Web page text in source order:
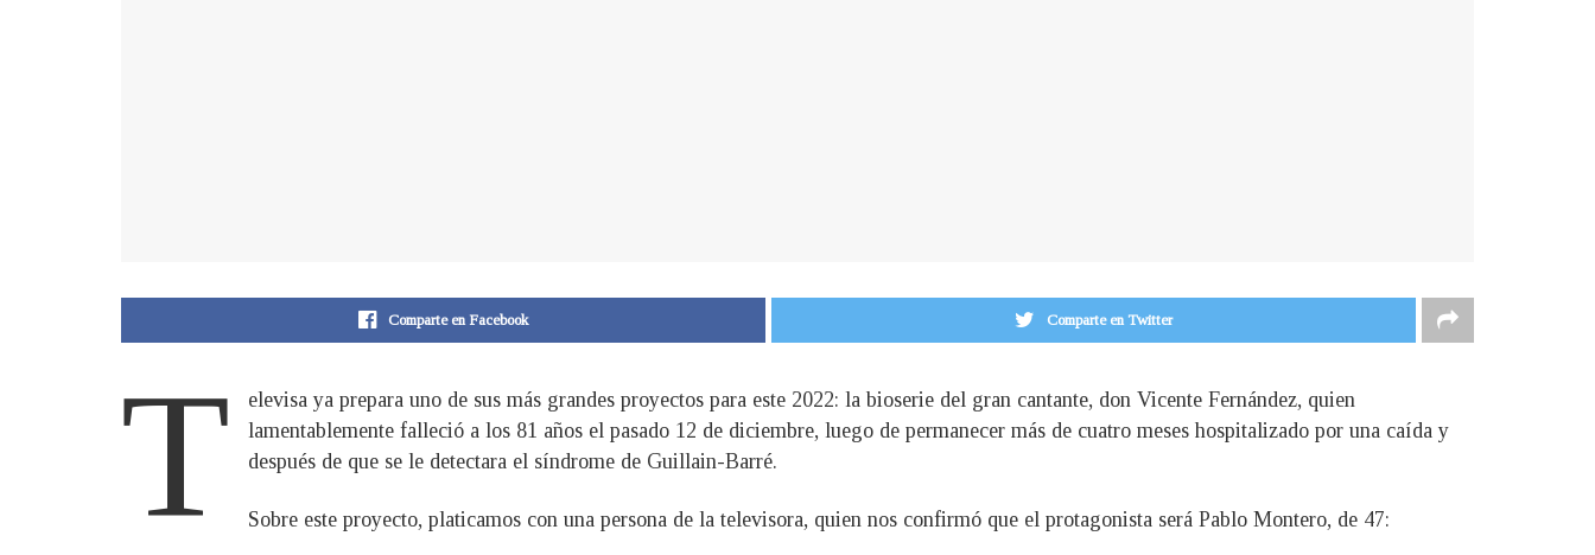
Comparte en Facebook Comparte en Twitter
T
elevisa ya prepara uno de sus más grandes proyectos para este 2022: la bioserie del gran cantante, don Vicente Fernández, quien
lamentablemente falleció a los 81 años el pasado 12 de diciembre, luego de permanecer más de cuatro meses hospitalizado por una caída y
después de que se le detectara el síndrome de Guillain-Barré.
Sobre este proyecto, platicamos con una persona de la televisora, quien nos confirmó que el protagonista será Pablo Montero, de 47: